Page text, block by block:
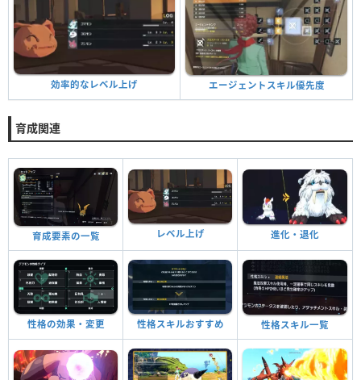
効率的なレベル上げ エージェントスキル優先度
育成関連
育成要素の一覧 レベル上げ 進化・退化
性格の効果・変更 性格スキルおすすめ 性格スキル一覧